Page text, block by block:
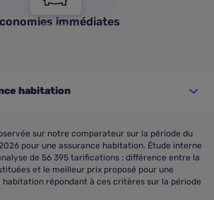
immédiates
habitation
sur notre comparateur sur la période du
pour une assurance habitation. Étude interne
de 56 395 tarifications : différence entre la
et le meilleur prix proposé pour une
répondant à ces critères sur la période